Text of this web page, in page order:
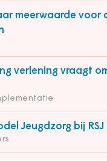
meerwaarde voor
verlening vraagt
Jeugdzorg bij RSJ